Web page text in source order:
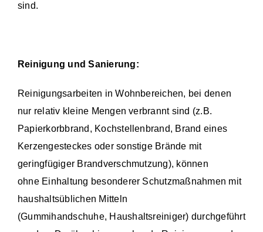
sind.
Reinigung und Sanierung:
Reinigungsarbeiten in Wohnbereichen, bei denen
nur relativ kleine Mengen verbrannt sind (z.B.
Papierkorbbrand, Kochstellenbrand, Brand eines
Kerzengesteckes oder sonstige Brände mit
geringfügiger Brandverschmutzung), können
ohne Einhaltung besonderer Schutzmaßnahmen mit
haushaltsüblichen Mitteln
(Gummihandschuhe, Haushaltsreiniger) durchgeführt